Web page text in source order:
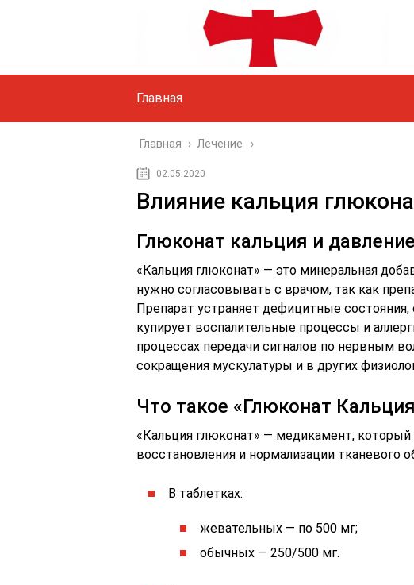
Главная
Главная › Лечение
02.05.2020
Влияние кальция
Глюконат кальция и давление
«Кальция глюконат» — это минеральная
нужно согласовывать с врачом, так как
Препарат устраняет дефицитные
купирует воспалительные процессы и
процессах передачи сигналов по нервным
сокращения мускулатуры и в других
Что такое «Глюконат
«Кальция глюконат» — медикамент,
восстановления и нормализации тканевого
В таблетках:
жевательных — по 500 мг;
обычных — 250/500 мг.